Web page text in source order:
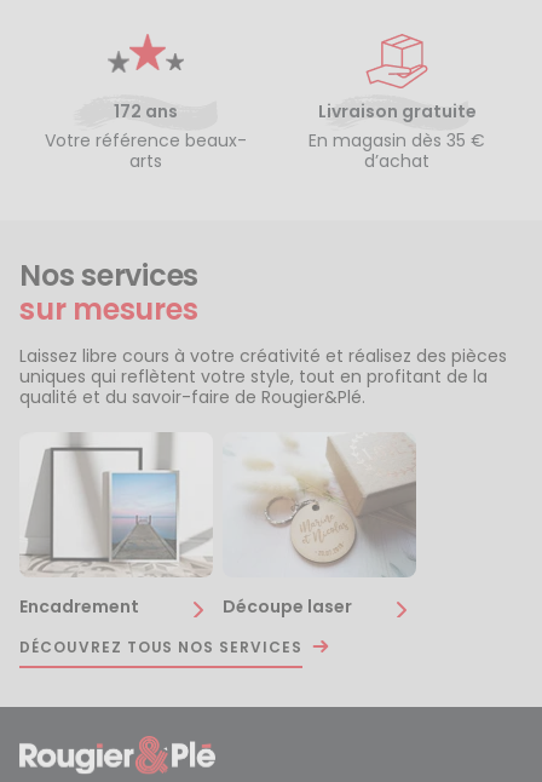
172 ans
Votre référence beaux-
arts
Livraison gratuite
En magasin dès 35 €
d’achat
Nos services
sur mesures
Laissez libre cours à votre créativité et réalisez des pièces
uniques qui reflètent votre style, tout en profitant de la
qualité et du savoir-faire de Rougier&Plé.
Encadrement Découpe laser
DÉCOUVREZ TOUS NOS SERVICES